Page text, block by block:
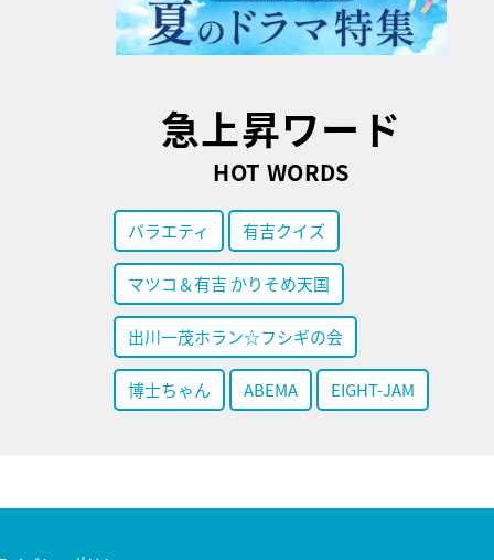
急上昇ワード
HOT WORDS
バラエティ 有吉クイズ
マツコ＆有吉 かりそめ天国
出川一茂ホラン☆フシギの会
博士ちゃん ABEMA EIGHT-JAM